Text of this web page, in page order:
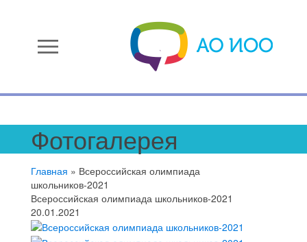
menu
Фотогалерея
Главная » Всероссийская олимпиада
школьников-2021
Всероссийская олимпиада школьников-2021
20.01.2021